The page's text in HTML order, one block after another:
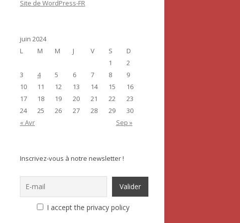
Site de WordPress-FR
juin 2024
L
M M J V S
D
1
2
3
4 5 6 7 8
9
10
11 12 13 14 15
16
17
18 19 20 21 22
23
24
25 26 27 28 29
30
« Avr
Sep »
Inscrivez-vous à notre newsletter !
I accept the privacy policy